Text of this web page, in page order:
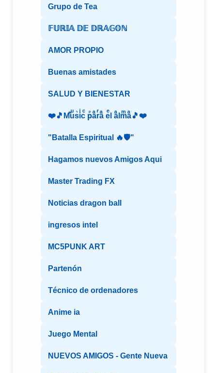
Grupo de Tea
𝔽𝕌ℝ𝕀𝔸 𝔻𝔼 𝔻ℝ𝔸𝔾𝕆ℕ
AMOR PROPIO
Buenas amistades
SALUD Y BIENESTAR
❤️🎵Mⷨuͧs͛iͥcͨ рⷬaͣrͬaͣ eͤl aͣlmͫaͣ🎵❤️
"Batalla Espiritual 🔥🛡️"
Hagamos nuevos Amigos Aqui
Master Trading FX
Noticias dragon ball
ingresos intel
MC5PUNK ART
Partenón
Técnico de ordenadores
Anime ia
Juego Mental
NUEVOS AMIGOS - Gente Nueva